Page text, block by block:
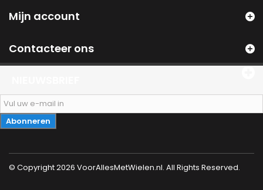
© Copyright 2026 VoorAllesMetWielen.nl. All Rights Reserved.
Mijn account
Contacteer ons
Abonneren